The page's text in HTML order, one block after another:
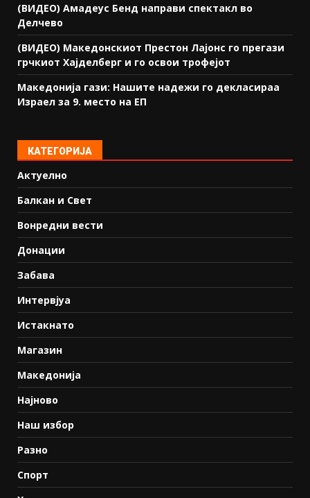
(ВИДЕО) Амадеус Бенд направи спектакл во
Делчево
(ВИДЕО) Македонскиот Престон Лајонс го прегази
грчкиот Хајделберг и го освои трофејот
Македонија гази: Нашите надежи го декласираа
Израел за 9. место на ЕП
КАТЕГОРИЈА
Актуелно
Балкан и Свет
Вонредни вести
Донации
Забава
Интервјуа
Истакнато
Магазин
Македонија
Најново
Наш избор
Разно
Спорт